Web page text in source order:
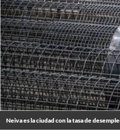
Neiva es la ciudad con la tasa de